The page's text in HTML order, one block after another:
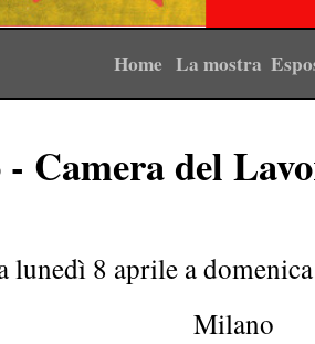
Home La mostra
Camera del
lunedì 8 aprile a
Milano